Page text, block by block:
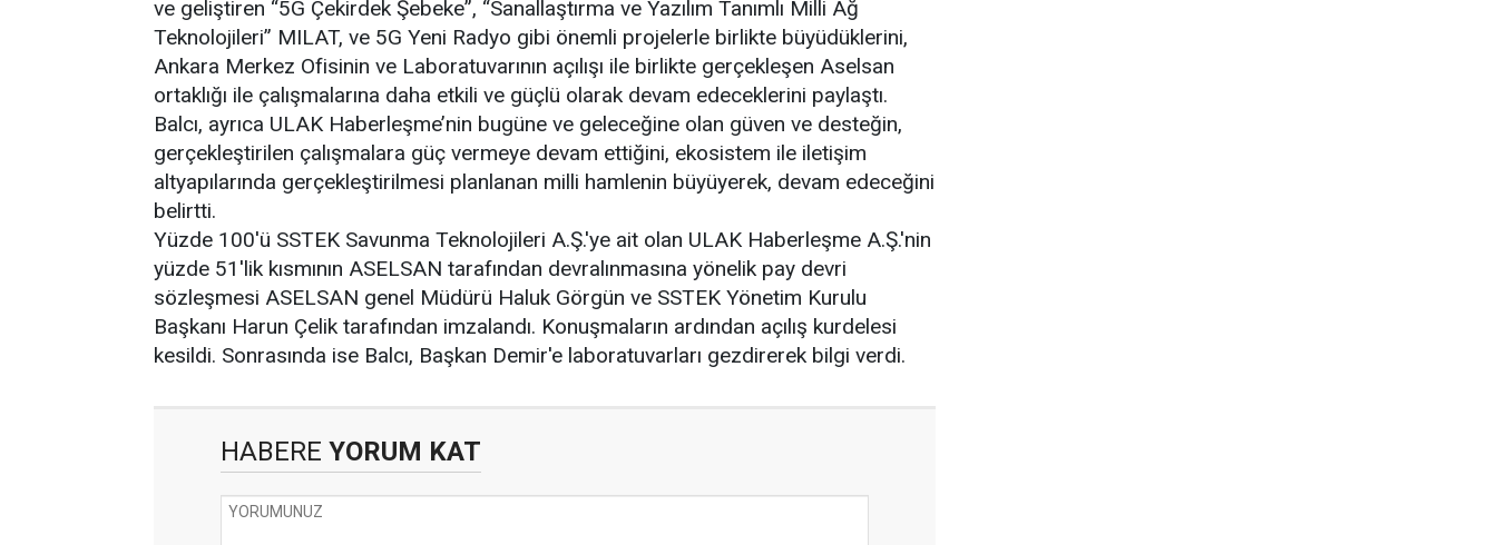
ve geliştiren “5G Çekirdek Şebeke”, “Sanallaştırma ve Yazılım Tanımlı Milli Ağ
Teknolojileri” MILAT, ve 5G Yeni Radyo gibi önemli projelerle birlikte büyüdüklerini,
Ankara Merkez Ofisinin ve Laboratuvarının açılışı ile birlikte gerçekleşen Aselsan
ortaklığı ile çalışmalarına daha etkili ve güçlü olarak devam edeceklerini paylaştı.
Balcı, ayrıca ULAK Haberleşme’nin bugüne ve geleceğine olan güven ve desteğin,
gerçekleştirilen çalışmalara güç vermeye devam ettiğini, ekosistem ile iletişim
altyapılarında gerçekleştirilmesi planlanan milli hamlenin büyüyerek, devam edeceğini
belirtti.
Yüzde 100'ü SSTEK Savunma Teknolojileri A.Ş.'ye ait olan ULAK Haberleşme A.Ş.'nin
yüzde 51'lik kısmının ASELSAN tarafından devralınmasına yönelik pay devri
sözleşmesi ASELSAN genel Müdürü Haluk Görgün ve SSTEK Yönetim Kurulu
Başkanı Harun Çelik tarafından imzalandı. Konuşmaların ardından açılış kurdelesi
kesildi. Sonrasında ise Balcı, Başkan Demir'e laboratuvarları gezdirerek bilgi verdi.
HABERE YORUM KAT